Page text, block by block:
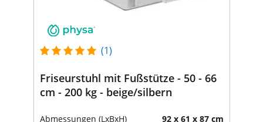
(1)
Friseurstuhl mit Fußstütze - 50 - 66
cm - 200 kg - beige/silbern
Abmessungen (LxBxH) 92 x 61 x 87 cm